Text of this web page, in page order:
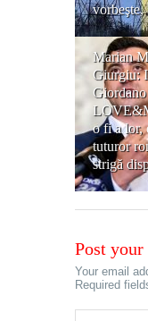
vorbeşte,
Marian
Giurgiu:
o fi a lor,
tuturor
strigă
Post your
Your email
Required